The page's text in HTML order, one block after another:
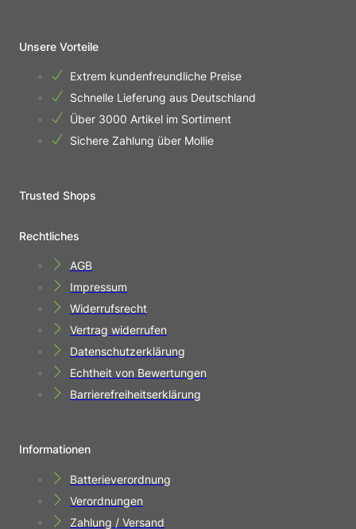
Unsere Vorteile
Extrem kundenfreundliche Preise
Schnelle Lieferung aus Deutschland
Über 3000 Artikel im Sortiment
Sichere Zahlung über Mollie
Trusted Shops
Rechtliches
AGB
Impressum
Widerrufsrecht
Vertrag widerrufen
Datenschutzerklärung
Echtheit von Bewertungen
Barrierefreiheitserklärung
Informationen
Batterieverordnung
Verordnungen
Zahlung / Versand